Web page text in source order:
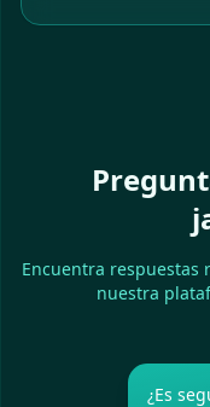
Encuentra respuestas
nuestra
¿Es